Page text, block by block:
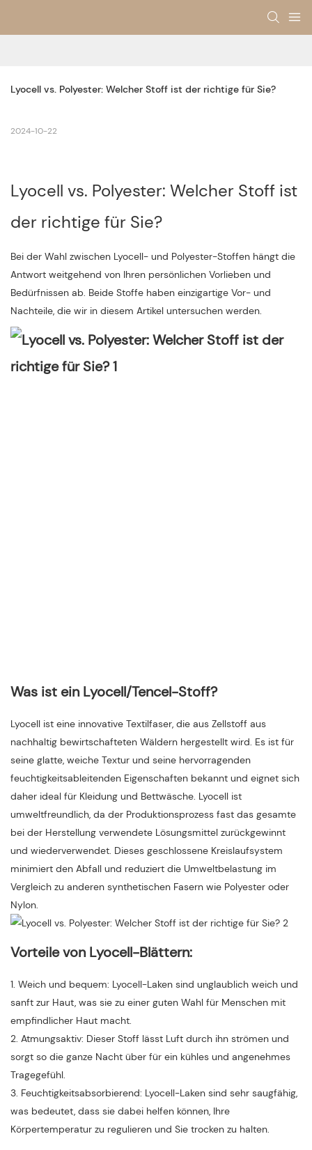
Lyocell vs. Polyester: Welcher Stoff ist der richtige für Sie?
2024-10-22
Lyocell vs. Polyester: Welcher Stoff ist
der richtige für Sie?
Bei der Wahl zwischen Lyocell- und Polyester-Stoffen hängt die
Antwort weitgehend von Ihren persönlichen Vorlieben und
Bedürfnissen ab. Beide Stoffe haben einzigartige Vor- und
Nachteile, die wir in diesem Artikel untersuchen werden.
Was ist ein Lyocell/Tencel-Stoff?
Lyocell ist eine innovative Textilfaser, die aus Zellstoff aus
nachhaltig bewirtschafteten Wäldern hergestellt wird. Es ist für
seine glatte, weiche Textur und seine hervorragenden
feuchtigkeitsableitenden Eigenschaften bekannt und eignet sich
daher ideal für Kleidung und Bettwäsche. Lyocell ist
umweltfreundlich, da der Produktionsprozess fast das gesamte
bei der Herstellung verwendete Lösungsmittel zurückgewinnt
und wiederverwendet. Dieses geschlossene Kreislaufsystem
minimiert den Abfall und reduziert die Umweltbelastung im
Vergleich zu anderen synthetischen Fasern wie Polyester oder
Nylon.
Vorteile von Lyocell-Blättern:
1. Weich und bequem: Lyocell-Laken sind unglaublich weich und
sanft zur Haut, was sie zu einer guten Wahl für Menschen mit
empfindlicher Haut macht.
2. Atmungsaktiv: Dieser Stoff lässt Luft durch ihn strömen und
sorgt so die ganze Nacht über für ein kühles und angenehmes
Tragegefühl.
3. Feuchtigkeitsabsorbierend: Lyocell-Laken sind sehr saugfähig,
was bedeutet, dass sie dabei helfen können, Ihre
Körpertemperatur zu regulieren und Sie trocken zu halten.